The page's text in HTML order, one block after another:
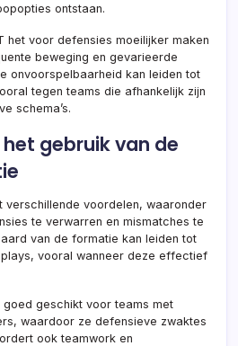
ontstaan.
het voor defensies moeilijker maken
beweging en gevarieerde
onvoorspelbaarheid kan leiden tot
tegen teams die afhankelijk zijn
schema’s.
gebruik van de
verschillende voordelen, waaronder
te verwarren en mismatches te
van de formatie kan leiden tot
vooral wanneer deze effectief
geschikt voor teams met
waardoor ze defensieve zwaktes
ook teamwork en